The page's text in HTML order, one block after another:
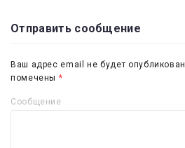
Отправить сообщение
Ваш адрес email не будет опубликован.
помечены *
Сообщение